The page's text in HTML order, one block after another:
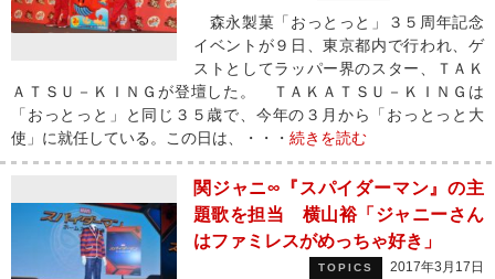
森永製菓「おっとっと」３５周年記念
イベントが９日、東京都内で行われ、ゲ
ストとしてラッパー界のスター、ＴＡＫ
ＡＴＳＵ－ＫＩＮＧが登壇した。 ＴＡＫＡＴＳＵ－ＫＩＮＧは
「おっとっと」と同じ３５歳で、今年の３月から「おっとっと大
使」に就任している。この日は、・・・ 続きを読む
関ジャニ∞『スパイダーマン』の主
題歌を担当 横山裕「ジャニーさん
はファミレスがめっちゃ好き」
TOPICS 2017年3月17日